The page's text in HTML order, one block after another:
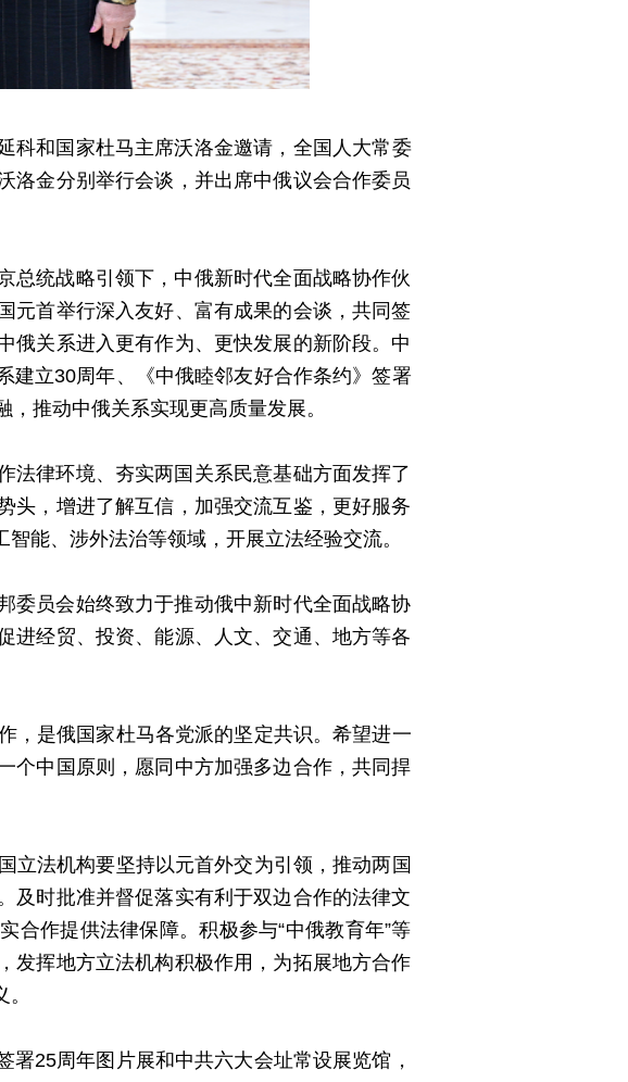
科和国家杜马主席沃洛金邀请，全国人大常委
洛金分别举行会谈，并出席中俄议会合作委员
总统战略引领下，中俄新时代全面战略协作伙
元首举行深入友好、富有成果的会谈，共同签
俄关系进入更有作为、更快发展的新阶段。中
建立30周年、《中俄睦邻友好合作条约》签署
推动中俄关系实现更高质量发展。
法律环境、夯实两国关系民意基础方面发挥了
头，增进了解互信，加强交流互鉴，更好服务
能、涉外法治等领域，开展立法经验交流。
委员会始终致力于推动俄中新时代全面战略协
进经贸、投资、能源、人文、交通、地方等各
，是俄国家杜马各党派的坚定共识。希望进一
个中国原则，愿同中方加强多边合作，共同捍
立法机构要坚持以元首外交为引领，推动两国
及时批准并督促落实有利于双边合作的法律文
合作提供法律保障。积极参与“中俄教育年”等
发挥地方立法机构积极作用，为拓展地方合作
25周年图片展和中共六大会址常设展览馆，